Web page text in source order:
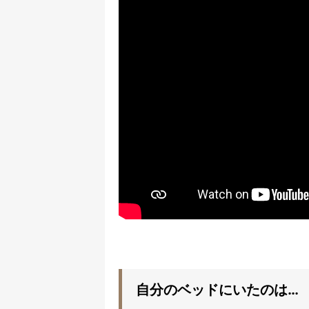
自分のベッドにいたのは…